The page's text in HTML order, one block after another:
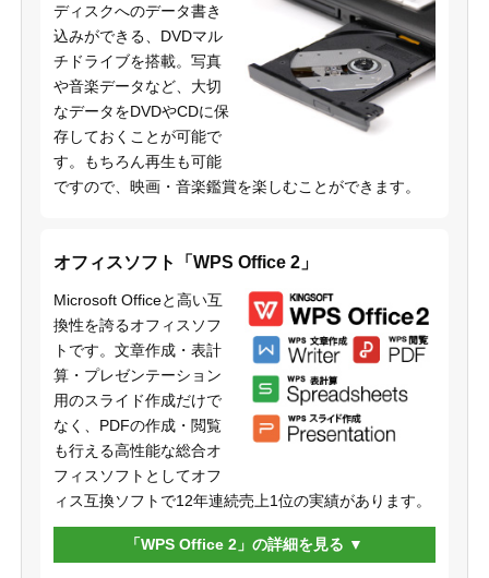
ディスクへのデータ書き
込みができる、DVDマル
チドライブを搭載。写真
や音楽データなど、大切
なデータをDVDやCDに保
存しておくことが可能で
す。もちろん再生も可能
ですので、映画・音楽鑑賞を楽しむことができます。
オフィスソフト「WPS Office 2」
Microsoft Officeと高い互
換性を誇るオフィスソフ
トです。文章作成・表計
算・プレゼンテーション
用のスライド作成だけで
なく、PDFの作成・閲覧
も行える高性能な総合オ
フィスソフトとしてオフ
ィス互換ソフトで12年連続売上1位の実績があります。
「WPS Office 2」の詳細を見る